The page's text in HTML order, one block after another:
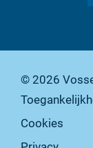
© 2026
Cookies